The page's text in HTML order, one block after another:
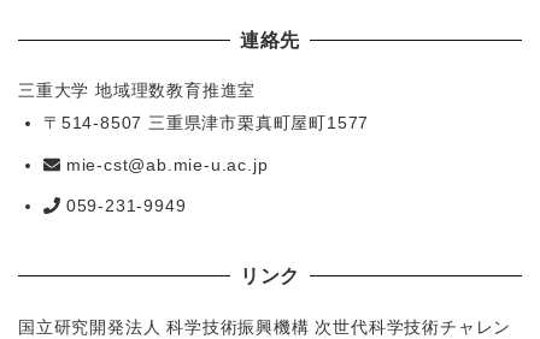
連絡先
三重大学 地域理数教育推進室
〒514-8507 三重県津市栗真町屋町1577
mie-cst@ab.mie-u.ac.jp
059-231-9949
リンク
国立研究開発法人 科学技術振興機構 次世代科学技術チャレン